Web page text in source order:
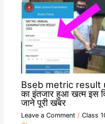
Bseb metric result
का इंतजार हुआ खत्म इस
जाने पूरी खबर
Leave a Comment / Class